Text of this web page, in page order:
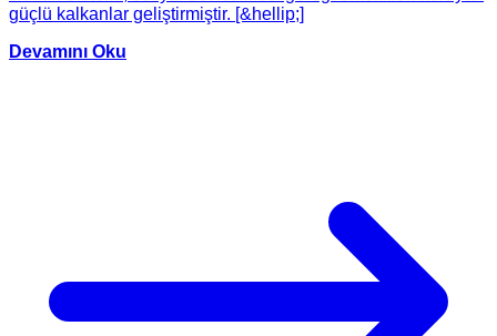
güçlü kalkanlar geliştirmiştir. [&hellip;]
Devamını Oku